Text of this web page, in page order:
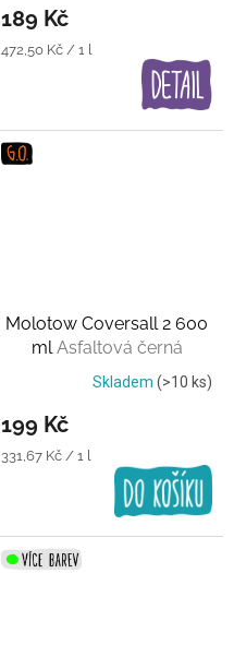
189 Kč
Měrná
472,50 Kč / 1 l
Molotow Coversall 2 600
mlAsfaltová černá
Skladem (>10 ks)
199 Kč
Měrná
331,67 Kč / 1 l